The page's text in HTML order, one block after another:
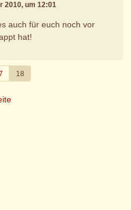
2010, um 12:01
auch für euch noch vor
hat!
18